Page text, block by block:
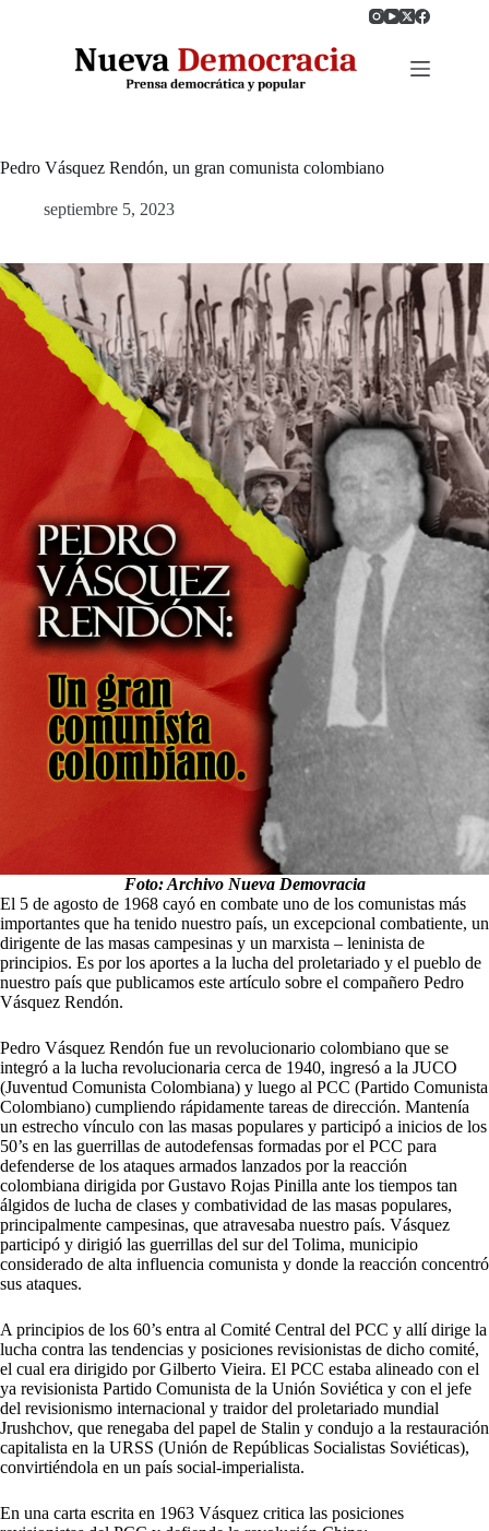
Pedro Vásquez Rendón, un gran comunista colombiano
septiembre 5, 2023
Foto: Archivo Nueva Demovracia
El 5 de agosto de 1968 cayó en combate uno de los comunistas más
importantes que ha tenido nuestro país, un excepcional combatiente, un
dirigente de las masas campesinas y un marxista – leninista de
principios. Es por los aportes a la lucha del proletariado y el pueblo de
nuestro país que publicamos este artículo sobre el compañero Pedro
Vásquez Rendón.
Pedro Vásquez Rendón fue un revolucionario colombiano que se
integró a la lucha revolucionaria cerca de 1940, ingresó a la JUCO
(Juventud Comunista Colombiana) y luego al PCC (Partido Comunista
Colombiano) cumpliendo rápidamente tareas de dirección. Mantenía
un estrecho vínculo con las masas populares y participó a inicios de los
50’s en las guerrillas de autodefensas formadas por el PCC para
defenderse de los ataques armados lanzados por la reacción
colombiana dirigida por Gustavo Rojas Pinilla ante los tiempos tan
álgidos de lucha de clases y combatividad de las masas populares,
principalmente campesinas, que atravesaba nuestro país. Vásquez
participó y dirigió las guerrillas del sur del Tolima, municipio
considerado de alta influencia comunista y donde la reacción concentró
sus ataques.
A principios de los 60’s entra al Comité Central del PCC y allí dirige la
lucha contra las tendencias y posiciones revisionistas de dicho comité,
el cual era dirigido por Gilberto Vieira. El PCC estaba alineado con el
ya revisionista Partido Comunista de la Unión Soviética y con el jefe
del revisionismo internacional y traidor del proletariado mundial
Jrushchov, que renegaba del papel de Stalin y condujo a la restauración
capitalista en la URSS (Unión de Repúblicas Socialistas Soviéticas),
convirtiéndola en un país social-imperialista.
En una carta escrita en 1963 Vásquez critica las posiciones